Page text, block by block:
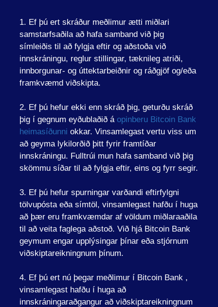
1. Ef þú ert skráður meðlimur ætti miðlari
samstarfsaðila að hafa samband við þig
símleiðis til að fylgja eftir og aðstoða við
innskráningu, reglur stillingar, tæknileg atriði,
innborgunar- og úttektarbeiðnir og ráðgjöf og/eða
framkvæmd viðskipta.
2. Ef þú hefur ekki enn skráð þig, geturðu skráð
þig í gegnum eyðublaðið á opinberu Bitcoin Bank
heimasíðunni okkar. Vinsamlegast vertu viss um
að geyma lykilorðið þitt fyrir framtíðar
innskráningu. Fulltrúi mun hafa samband við þig
skömmu síðar til að fylgja eftir, eins og fyrr segir.
3. Ef þú hefur spurningar varðandi eftirfylgni
tölvupósta eða símtöl, vinsamlegast hafðu í huga
að þær eru framkvæmdar af völdum miðlaraaðila
til að veita faglega aðstoð. Við hjá Bitcoin Bank
geymum engar upplýsingar þínar eða stjórnum
viðskiptareikningnum þínum.
4. Ef þú ert nú þegar meðlimur í Bitcoin Bank ,
vinsamlegast hafðu í huga að
innskráningaraðgangur að viðskiptareikningnum